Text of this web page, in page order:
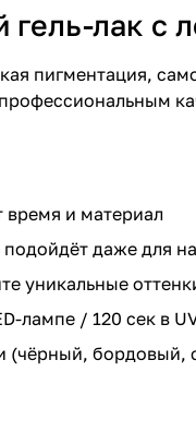
гель-лак с
пигментация,
время и материал
даже для
уникальные
лампе / 120 сек в
бордовый,